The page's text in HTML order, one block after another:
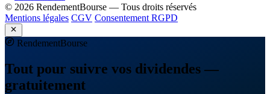
© 2026 RendementBourse — Tous droits réservés
Mentions légales CGV Consentement RGPD
RendementBourse
Tout pour suivre vos dividendes —
gratuitement